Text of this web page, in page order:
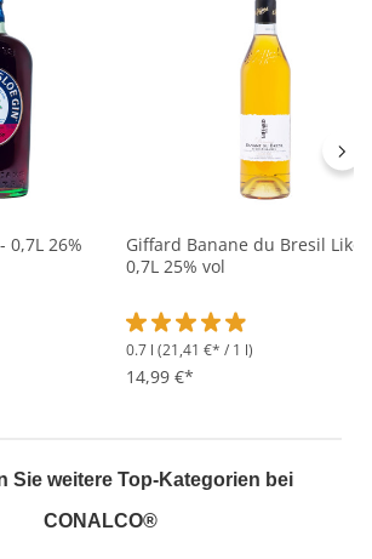
0,7L 26%
von 5 von 5 Sternen
Giffard Banane du Bresil
0,7L 25% vol
Durchschnittliche
0.7 l (21,41 €* / 1 l)
14,99 €*
Sie weitere Top-Kategorien bei
CONALCO®